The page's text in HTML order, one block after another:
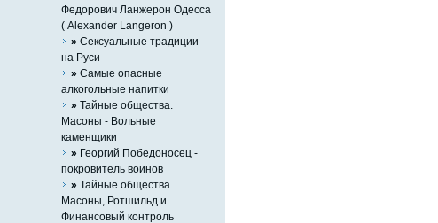
Федорович Ланжерон Одесса
( Alexander Langeron )
» Сексуальные традиции
на Руси
» Cамые опасные
алкогольные напитки
» Тайные общества.
Масоны - Вольные
каменщики
» Георгий Победоносец -
покровитель воинов
» Тайные общества.
Масоны, Ротшильд и
Финансовый контроль